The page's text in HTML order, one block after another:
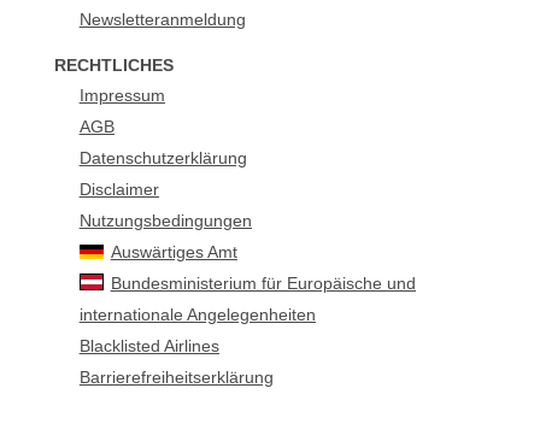
Newsletteranmeldung
RECHTLICHES
Impressum
AGB
Datenschutzerklärung
Disclaimer
Nutzungsbedingungen
Auswärtiges Amt
Bundesministerium für Europäische und
internationale Angelegenheiten
Blacklisted Airlines
Barrierefreiheitserklärung